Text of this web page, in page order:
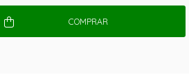
COMPRAR